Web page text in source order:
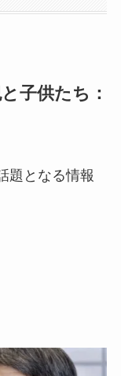
子供たち：
題となる情報